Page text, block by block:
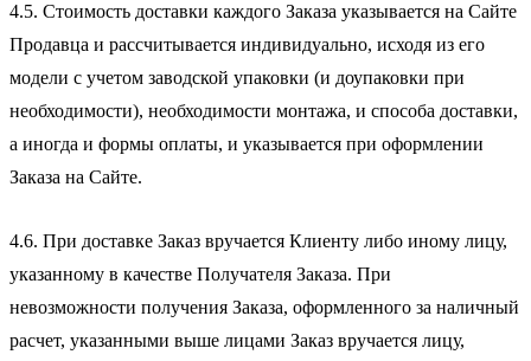
4.5. Стоимость доставки каждого Заказа указывается на Сайте
Продавца и рассчитывается индивидуально, исходя из его
модели с учетом заводской упаковки (и доупаковки при
необходимости), необходимости монтажа, и способа доставки,
а иногда и формы оплаты, и указывается при оформлении
Заказа на Сайте.
4.6. При доставке Заказ вручается Клиенту либо иному лицу,
указанному в качестве Получателя Заказа. При
невозможности получения Заказа, оформленного за наличный
расчет, указанными выше лицами Заказ вручается лицу,